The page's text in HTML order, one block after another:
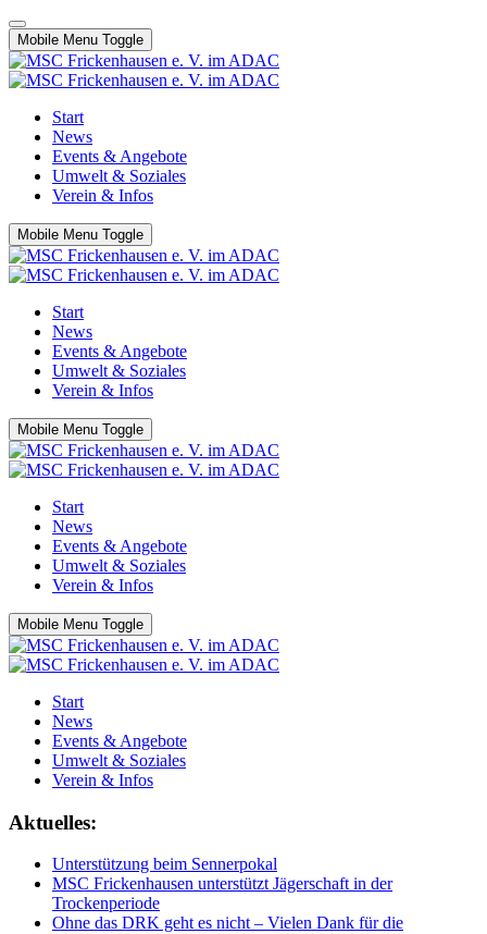
Mobile Menu Toggle
Start
News
Events & Angebote
Umwelt & Soziales
Verein & Infos
Mobile Menu Toggle
Start
News
Events & Angebote
Umwelt & Soziales
Verein & Infos
Mobile Menu Toggle
Start
News
Events & Angebote
Umwelt & Soziales
Verein & Infos
Mobile Menu Toggle
Start
News
Events & Angebote
Umwelt & Soziales
Verein & Infos
Aktuelles:
Unterstützung beim Sennerpokal
MSC Frickenhausen unterstützt Jägerschaft in der
Trockenperiode
Ohne das DRK geht es nicht – Vielen Dank für die